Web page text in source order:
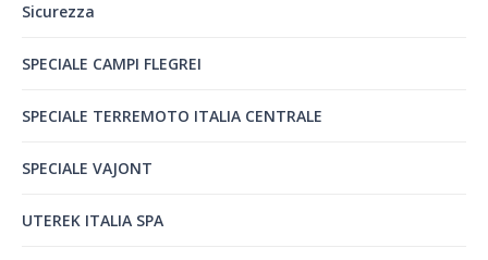
Sicurezza
SPECIALE CAMPI FLEGREI
SPECIALE TERREMOTO ITALIA CENTRALE
SPECIALE VAJONT
UTEREK ITALIA SPA